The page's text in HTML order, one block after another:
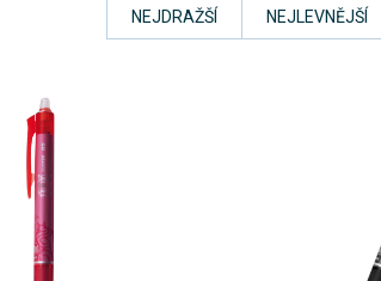
NEJDRAŽŠÍ NEJLEVNĚJŠÍ